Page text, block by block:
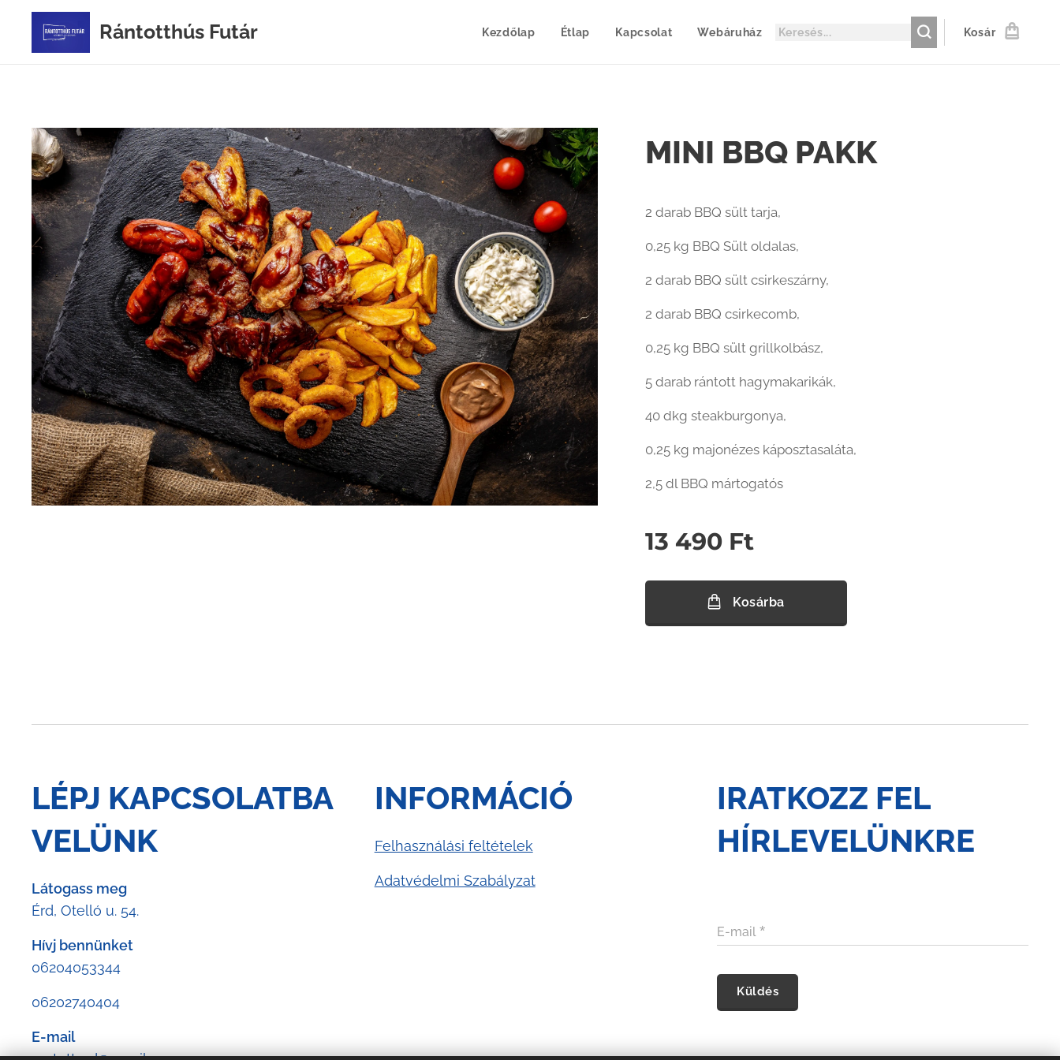
Rántotthús Futár Kezdőlap Étlap Kapcsolat Webáruház Kosár
MINI BBQ PAKK
2 darab BBQ sült tarja,
0,25 kg BBQ Sült oldalas,
2 darab BBQ sült csirkeszárny,
2 darab BBQ csirkecomb,
0,25 kg BBQ sült grillkolbász,
5 darab rántott hagymakarikák,
40 dkg steakburgonya,
0,25 kg majonézes káposztasaláta,
2,5 dl BBQ mártogatós
13 490 Ft
Kosárba
LÉPJ KAPCSOLATBA
VELÜNK
Látogass meg
Érd, Otelló u. 54.
Hívj bennünket
06204053344
06202740404
E-mail
INFORMÁCIÓ
Felhasználási feltételek
Adatvédelmi Szabályzat
IRATKOZZ FEL
HÍRLEVELÜNKRE
E-mail
Küldés